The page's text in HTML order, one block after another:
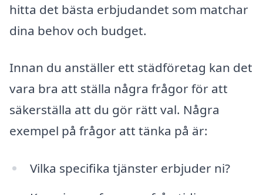
hitta det bästa erbjudandet som matchar
dina behov och budget.
Innan du anställer ett städföretag kan det
vara bra att ställa några frågor för att
säkerställa att du gör rätt val. Några
exempel på frågor att tänka på är:
Vilka specifika tjänster erbjuder ni?